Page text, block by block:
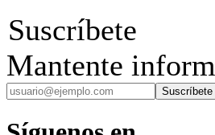
Suscríbete
Mantente
Suscríbete